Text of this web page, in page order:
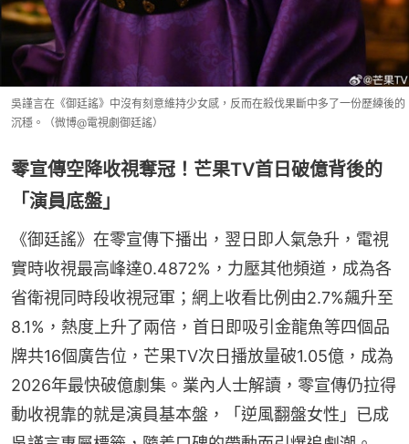
吳謹言在《御廷謠》中沒有刻意維持少女感，反而在殺伐果斷中多了一份歷練後的
沉穩。（微博@電視劇御廷謠）
零宣傳空降收視奪冠！芒果TV首日破億背後的
「演員底盤」
《御廷謠》在零宣傳下播出，翌日即人氣急升，電視
實時收視最高峰達0.4872%，力壓其他頻道，成為各
省衛視同時段收視冠軍；網上收看比例由2.7%飆升至
8.1%，熱度上升了兩倍，首日即吸引金龍魚等四個品
牌共16個廣告位，芒果TV次日播放量破1.05億，成為
2026年最快破億劇集。業內人士解讀，零宣傳仍拉得
動收視靠的就是演員基本盤，「逆風翻盤女性」已成